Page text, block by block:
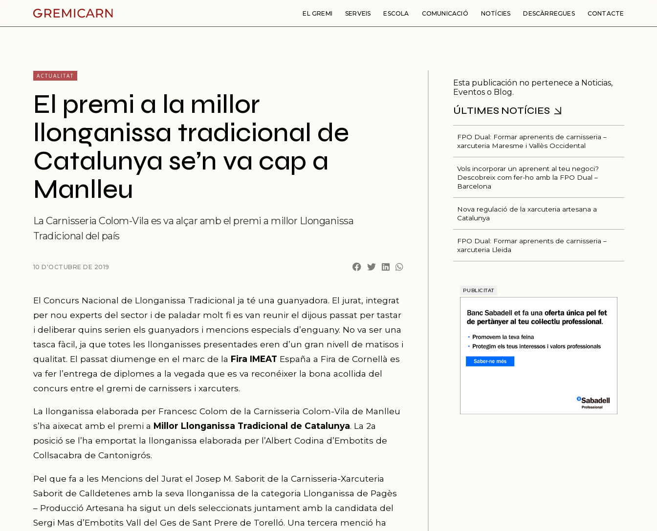
EL GREMI SERVEIS ESCOLA COMUNICACIÓ NOTÍCIES DESCÀRREGUES CONTACTE
ACTUALITAT
El premi a la millor
llonganissa tradicional de
Catalunya se’n va cap a
Manlleu
La Carnisseria Colom-Vila es va alçar amb el premi a millor Llonganissa
Tradicional del país
10 D'OCTUBRE DE 2019
El Concurs Nacional de Llonganissa Tradicional ja té una guanyadora. El jurat, integrat
per nou experts del sector i de paladar molt fi es van reunir el dijous passat per tastar
i deliberar quins serien els guanyadors i mencions especials d’enguany. No va ser una
tasca fàcil, ja que totes les llonganisses presentades eren d’un gran nivell de matisos i
qualitat. El passat diumenge en el marc de la Fira IMEAT España a Fira de Cornellà es
va fer l’entrega de diplomes a la vegada que es va reconéixerla bona acollida del
concurs entre el gremi de carnissers i xarcuters.
La llonganissa elaborada per Francesc Colom de la Carnisseria Colom-Vila de Manlleu
s’ha aixecat amb el premi a Millor Llonganissa Tradicional de Catalunya. La 2a
posició se l’ha emportat la llonganissa elaborada per l’Albert Codina d’Embotits de
Collsacabra de Cantonigrós.
Pel que fa a les Mencions del Jurat el Josep M. Saborit de la Carnisseria-Xarcuteria
Saborit de Calldetenes amb la seva llonganissa de la categoria Llonganissa de Pagès
– Producció Artesana ha sigut un dels seleccionats juntament amb la candidata del
Sergi Mas d’Embotits Vall del Ges de Sant Prere de Torelló. Una tercera menció ha
Esta publicación no pertenece a Noticias,
Eventos o Blog.
FPO Dual: Formar aprenents de carnisseria –
xarcuteria Maresme i Vallès Occidental
Vols incorporar un aprenent al teu negoci?
Descobreix com fer-ho amb la FPO Dual –
Barcelona
Nova regulació de la xarcuteria artesana a
Catalunya
FPO Dual: Formar aprenents de carnisseria –
xarcuteria Lleida
PUBLICITAT